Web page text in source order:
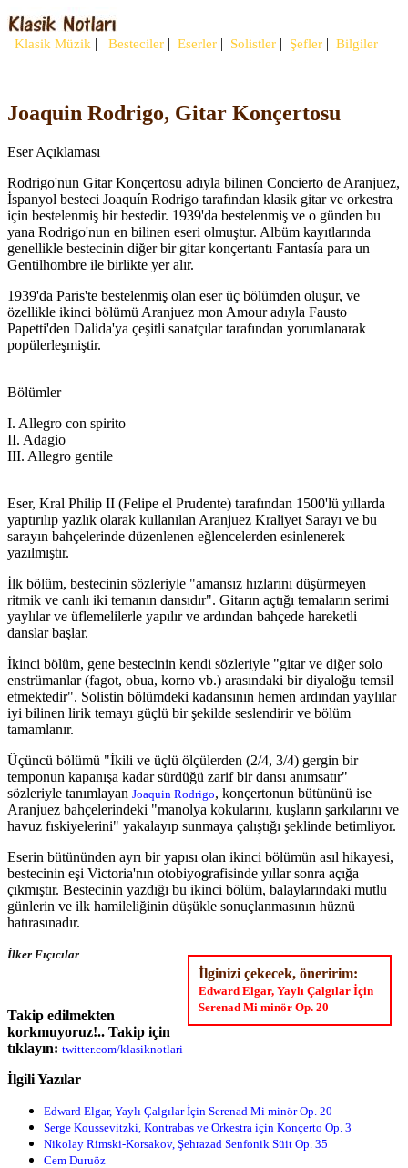
Klasik Müzik | Besteciler | Eserler | Solistler | Şefler | Bilgiler
Joaquin Rodrigo, Gitar Konçertosu
Eser Açıklaması
Rodrigo'nun Gitar Konçertosu adıyla bilinen Concierto de Aranjuez,
İspanyol besteci Joaquín Rodrigo tarafından klasik gitar ve orkestra
için bestelenmiş bir bestedir. 1939'da bestelenmiş ve o günden bu
yana Rodrigo'nun en bilinen eseri olmuştur. Albüm kayıtlarında
genellikle bestecinin diğer bir gitar konçertantı Fantasía para un
Gentilhombre ile birlikte yer alır.
1939'da Paris'te bestelenmiş olan eser üç bölümden oluşur, ve
özellikle ikinci bölümü Aranjuez mon Amour adıyla Fausto
Papetti'den Dalida'ya çeşitli sanatçılar tarafından yorumlanarak
popülerleşmiştir.
Bölümler
I. Allegro con spirito
II. Adagio
III. Allegro gentile
Eser, Kral Philip II (Felipe el Prudente) tarafından 1500'lü yıllarda
yaptırılıp yazlık olarak kullanılan Aranjuez Kraliyet Sarayı ve bu
sarayın bahçelerinde düzenlenen eğlencelerden esinlenerek
yazılmıştır.
İlk bölüm, bestecinin sözleriyle "amansız hızlarını düşürmeyen
ritmik ve canlı iki temanın dansıdır". Gitarın açtığı temaların serimi
yaylılar ve üflemelilerle yapılır ve ardından bahçede hareketli
danslar başlar.
İkinci bölüm, gene bestecinin kendi sözleriyle "gitar ve diğer solo
enstrümanlar (fagot, obua, korno vb.) arasındaki bir diyaloğu temsil
etmektedir". Solistin bölümdeki kadansının hemen ardından yaylılar
iyi bilinen lirik temayı güçlü bir şekilde seslendirir ve bölüm
tamamlanır.
Üçüncü bölümü "İkili ve üçlü ölçülerden (2/4, 3/4) gergin bir
temponun kapanışa kadar sürdüğü zarif bir dansı anımsatır"
sözleriyle tanımlayan Joaquin Rodrigo, konçertonun bütününü ise
Aranjuez bahçelerindeki "manolya kokularını, kuşların şarkılarını ve
havuz fıskiyelerini" yakalayıp sunmaya çalıştığı şeklinde betimliyor.
Eserin bütününden ayrı bir yapısı olan ikinci bölümün asıl hikayesi,
bestecinin eşi Victoria'nın otobiyografisinde yıllar sonra açığa
çıkmıştır. Bestecinin yazdığı bu ikinci bölüm, balaylarındaki mutlu
günlerin ve ilk hamileliğinin düşükle sonuçlanmasının hüznü
hatırasınadır.
İlginizi çekecek, öneririm:
Edward Elgar, Yaylı Çalgılar İçin
Serenad Mi minör Op. 20
İlker Fıçıcılar
Takip edilmekten
korkmuyoruz!.. Takip için
tıklayın: twitter.com/klasiknotlari
İlgili Yazılar
Edward Elgar, Yaylı Çalgılar İçin Serenad Mi minör Op. 20
Serge Koussevitzki, Kontrabas ve Orkestra için Konçerto Op. 3
Nikolay Rimski-Korsakov, Şehrazad Senfonik Süit Op. 35
Cem Duruöz